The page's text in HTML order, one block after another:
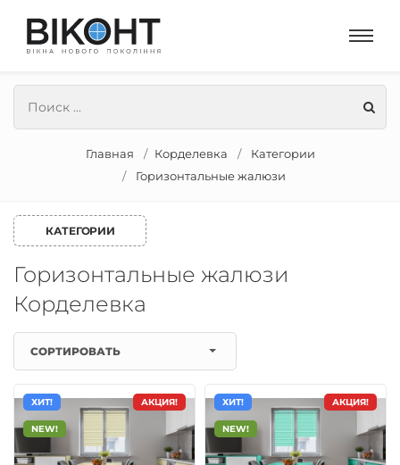
Главная Корделевка
Категории
Горизонтальные жалюзи
КАТЕГОРИИ
Горизонтальные жалюзи
Корделевка
СОРТИРОВАТЬ
АКЦИЯ!
ХИТ!
NEW!
АКЦИЯ!
ХИТ!
NEW!